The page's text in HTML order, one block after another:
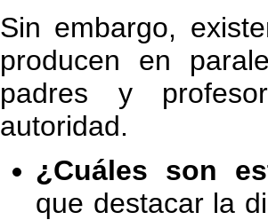
Sin embargo,
producen en
padres y
autoridad.
¿Cuáles son
que destacar la